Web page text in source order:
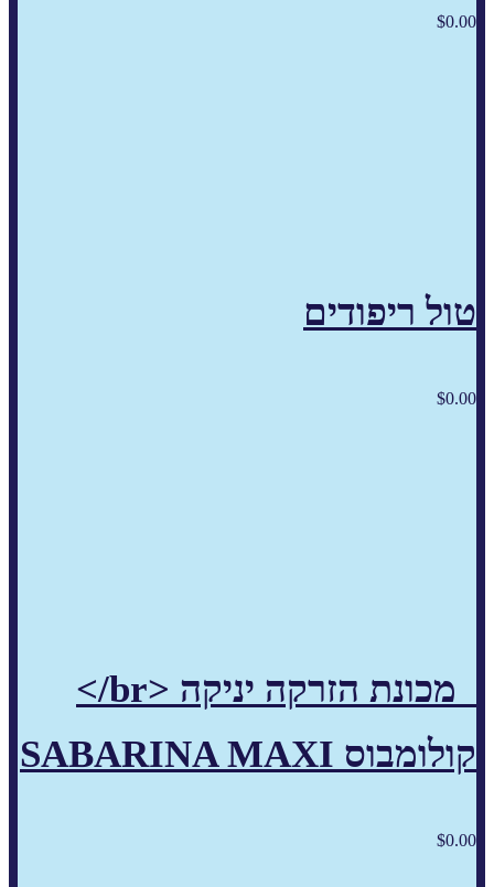
$0.00
טול ריפודים
$0.00
מכונת הזרקה יניקה <br/>
קולומבוס SABARINA MAXI
$0.00